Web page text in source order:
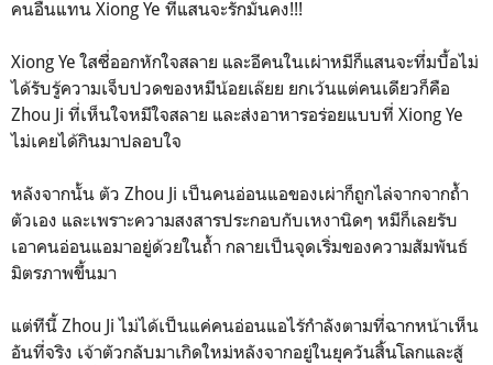
คนอื่นแทน Xiong Ye ที่แสนจะรักมั่นคง!!!
Xiong Ye ใสซื่ออกหักใจสลาย และอีคนในเผ่าหมีก็แสนจะทึ่มบื้อไม่
ได้รับรู้ความเจ็บปวดของหมีน้อยเล๊ยย ยกเว้นแต่คนเดียวก็คือ
Zhou Ji ที่เห็นใจหมีใจสลาย และส่งอาหารอร่อยแบบที่ Xiong Ye
ไม่เคยได้กินมาปลอบใจ
หลังจากนั้น ตัว Zhou Ji เป็นคนอ่อนแอของเผ่าก็ถูกไล่จากจากถ้ำ
ตัวเอง และเพราะความสงสารประกอบกับเหงานิดๆ หมีก็เลยรับ
เอาคนอ่อนแอมาอยู่ด้วยในถ้ำ กลายเป็นจุดเริ่มของความสัมพันธ์
มิตรภาพขึ้นมา
แต่ทีนี้ Zhou Ji ไม่ได้เป็นแค่คนอ่อนแอไร้กำลังตามที่ฉากหน้าเห็น
อันที่จริง เจ้าตัวกลับมาเกิดใหม่หลังจากอยู่ในยุควันสิ้นโลกและสู้